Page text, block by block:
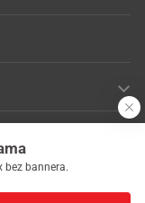
bez bannera.